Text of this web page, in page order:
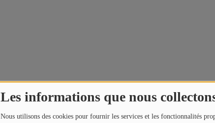
Les informations que nous
Nous utilisons des cookies pour fournir les services et les fonctionnalités